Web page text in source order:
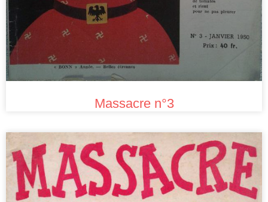
Massacre n°3